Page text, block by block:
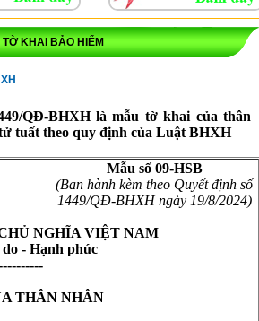
KHAI BẢO HIỂM
QĐ-BHXH là mẫu tờ khai của thân
tuất theo quy định của Luật BHXH
Mẫu số 09-HSB
(Ban hành kèm theo Quyết định số
1449/QĐ-BHXH ngày 19/8/2024)
NGHĨA VIỆT NAM
- Hạnh phúc
THÂN NHÂN